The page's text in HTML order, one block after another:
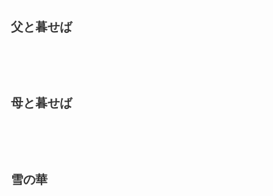
父と暮せば
母と暮せば
雪の華